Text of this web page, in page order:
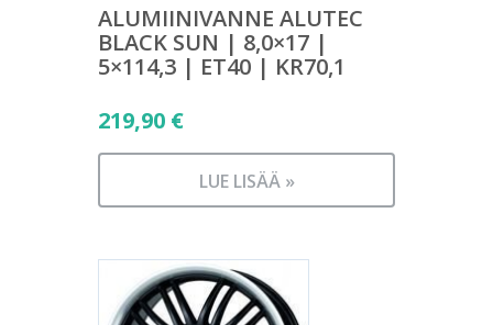
ALUMIINIVANNE ALUTEC
BLACK SUN | 8,0×17 |
5×114,3 | ET40 | KR70,1
219,90 €
LUE LISÄÄ »